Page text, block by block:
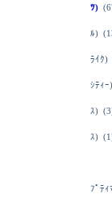
ﾂ)
ﾙ)
ﾗｲｸ)
ｼﾃｨｰ)
ｽ)
ｽ)
ﾌﾟﾃｨ